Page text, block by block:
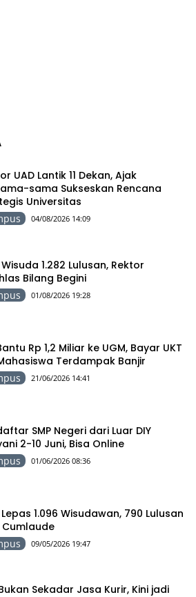
UAD Lantik 11 Dekan, Ajak
sama Sukseskan Rencana
Universitas
04/08/2026 14:09
Wisuda 1.282 Lulusan, Rektor
Bilang Begini
01/08/2026 19:28
Rp 1,2 Miliar ke UGM, Bayar UKT
Terdampak Banjir
21/06/2026 14:41
SMP Negeri dari Luar DIY
2-10 Juni, Bisa Online
01/06/2026 08:36
Lepas 1.096 Wisudawan, 790 Lulusan
Cumlaude
09/05/2026 19:47
Sekadar Jasa Kurir, Kini jadi